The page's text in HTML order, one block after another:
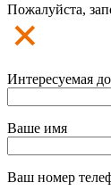
Пожалуйста,
Интересуемая
Ваше имя
Ваш номер